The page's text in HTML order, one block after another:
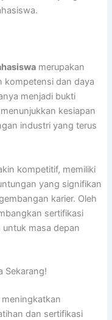
merupakan
kompetensi dan daya
menjadi bukti
kesiapan
industri yang terus
kompetitif, memiliki
yang signifikan
karier. Oleh
sertifikasi
masa depan
Sekarang!
dan sertifikasi